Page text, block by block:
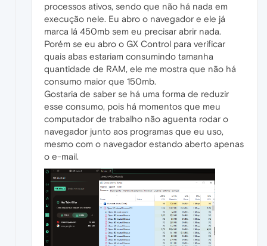
processos ativos, sendo que não há nada em
execução nele. Eu abro o navegador e ele já
marca lá 450mb sem eu precisar abrir nada.
Porém se eu abro o GX Control para verificar
quais abas estariam consumindo tamanha
quantidade de RAM, ele me mostra que não há
consumo maior que 150mb.
Gostaria de saber se há uma forma de reduzir
esse consumo, pois há momentos que meu
computador de trabalho não aguenta rodar o
navegador junto aos programas que eu uso,
mesmo com o navegador estando aberto apenas
o e-mail.